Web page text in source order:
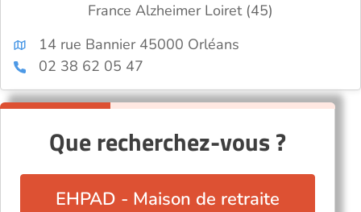
France Alzheimer Loiret (45)
14 rue Bannier 45000 Orléans
02 38 62 05 47
Que recherchez-vous ?
EHPAD - Maison de retraite